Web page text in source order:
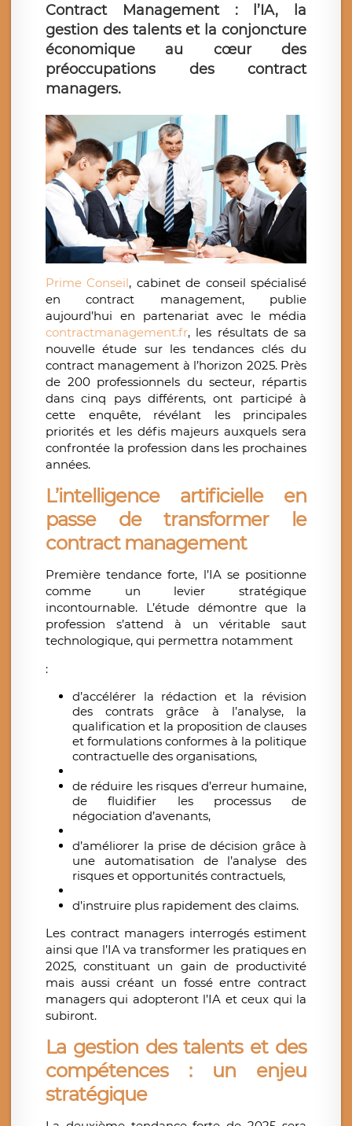
Contract Management : l’IA, la
gestion des talents et la conjoncture
économique au cœur des
préoccupations des contract
managers.
Prime Conseil, cabinet de conseil spécialisé
en contract management, publie
aujourd’hui en partenariat avec le média
contractmanagement.fr, les résultats de sa
nouvelle étude sur les tendances clés du
contract management à l’horizon 2025. Près
de 200 professionnels du secteur, répartis
dans cinq pays différents, ont participé à
cette enquête, révélant les principales
priorités et les défis majeurs auxquels sera
confrontée la profession dans les prochaines
années.
L’intelligence artificielle en
passe de transformer le
contract management
Première tendance forte, l’IA se positionne
comme un levier stratégique
incontournable. L’étude démontre que la
profession s’attend à un véritable saut
technologique, qui permettra notamment
:
d’accélérer la rédaction et la révision
des contrats grâce à l’analyse, la
qualification et la proposition de clauses
et formulations conformes à la politique
contractuelle des organisations,
de réduire les risques d’erreur humaine,
de fluidifier les processus de
négociation d’avenants,
d’améliorer la prise de décision grâce à
une automatisation de l’analyse des
risques et opportunités contractuels,
d’instruire plus rapidement des claims.
Les contract managers interrogés estiment
ainsi que l’IA va transformer les pratiques en
2025, constituant un gain de productivité
mais aussi créant un fossé entre contract
managers qui adopteront l’IA et ceux qui la
subiront.
La gestion des talents et des
compétences : un enjeu
stratégique